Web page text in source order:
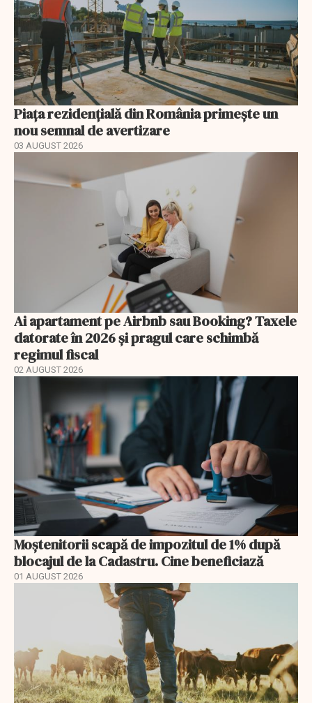
Piața rezidențială din România primește un
nou semnal de avertizare
03 AUGUST 2026
Ai apartament pe Airbnb sau Booking? Taxele
datorate în 2026 și pragul care schimbă
regimul fiscal
02 AUGUST 2026
Moștenitorii scapă de impozitul de 1% după
blocajul de la Cadastru. Cine beneficiază
01 AUGUST 2026